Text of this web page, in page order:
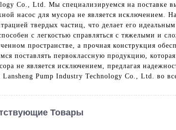
Co., Ltd. Мы специализируемся на поставке
насос для мусора не является исключением.
твердых частиц, что делает его
с легкостью справляться с тяжелыми и
пространстве, а прочная конструкция
поставлять первоклассную продукцию,
не является исключением, предлагая
Lansheng Pump Industry Technology Co., Ltd. во
Товары